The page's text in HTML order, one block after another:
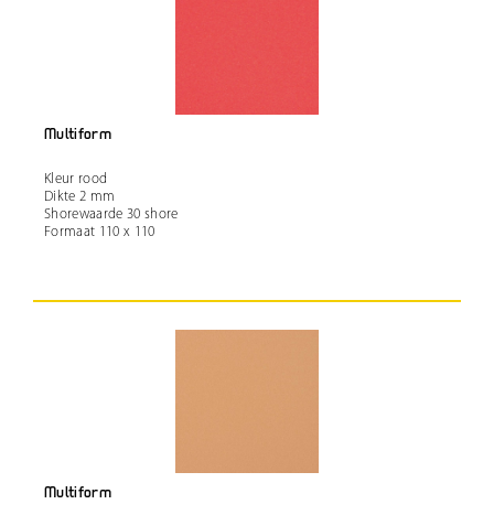
Multiform
Kleur rood
Dikte 2 mm
Shorewaarde 30 shore
Formaat 110 x 110
Multiform